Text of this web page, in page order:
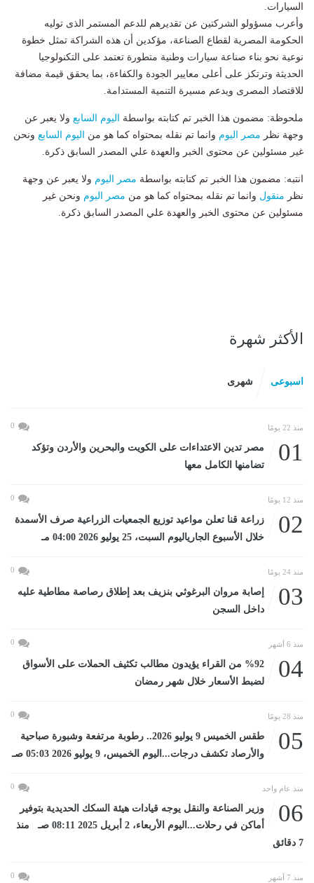
السيارات.
وأعرب مسؤولو الشركتين عن تقديرهم للدعم المستمر الذى توليه
الحكومة المصرية لقطاع الصناعة، مؤكدين أن هذه الشراكة تمثل خطوة
نوعية نحو بناء صناعة سيارات وطنية متطورة تعتمد على التكنولوجيا
الحديثة وترتكز على أعلى معايير الجودة والكفاءة، بما يحقق قيمة مضافة
للاقتصاد المصرى ويدعم مسيرة التنمية المستدامة.
ملحوظة: مضمون هذا الخبر تم كتابته بواسطة اليوم السابع ولا يعبر عن
وجهة نظر مصر اليوم وانما تم نقله بمحتواه كما هو من اليوم السابع ونحن
غير مسئولين عن محتوى الخبر والعهدة علي المصدر السابق ذكرة.
انتبه: مضمون هذا الخبر تم كتابته بواسطة مصر اليوم ولا يعبر عن وجهة
نظر منقول وانما تم نقله بمحتواه كما هو من مصر اليوم ونحن غير
مسئولين عن محتوى الخبر والعهدة علي المصدر السابق ذكرة.
الأكثر شهرة
اسبوعى شهرى
منذ 22 يومًا 0
01
مصر تدين الاعتداءات على الكويت والبحرين والأردن وتؤكد
تضامنها الكامل معها
منذ 12 يومًا 0
02
زراعة قنا تعلن مواعيد توزيع الجمعيات الزراعية صرف الأسمدة
خلال الأسبوع الجارياليوم السبت، 25 يوليو 2026 04:00 مـ
منذ 24 يومًا 0
03
إصابة مروان البرغوثي بنزيف بعد إطلاق رصاصة مطاطية عليه
داخل السجن
منذ 6 أشهر 0
04
%92 من القراء يؤيدون مطالب تكثيف الحملات على الأسواق
لضبط الأسعار خلال شهر رمضان
منذ 28 يومًا 0
05
طقس الخميس 9 يوليو 2026.. رطوبة مرتفعة وشبورة صباحية
والأرصاد تكشف درجات...اليوم الخميس، 9 يوليو 2026 05:03 صـ
منذ عام واحد 0
06
وزير الصناعة والنقل يوجه قيادات هيئة السكك الحديدية بتوفير
أماكن في رحلات...اليوم الأربعاء، 2 أبريل 2025 08:11 صـ منذ
7 دقائق
منذ 7 أشهر 0